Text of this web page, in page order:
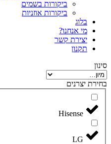
ביקורות בשמים
ביקורות אוזניות
בלוג
מי אנחנו?
יצירת קשר
תקנון
סינון
בחירת יצרנים
Hisense
LG